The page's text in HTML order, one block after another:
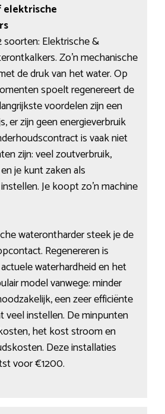
elektrische
Elektrische &
Zo’n mechanische
de druk van het water. Op
spoelt regenereert de
voordelen zijn een
er zijn geen energieverbruik
is vaak niet
zijn: veel zoutverbruik,
je kunt zaken als
Je koopt zo’n machine
waterontharder steek je de
Regenereren is
waterhardheid en het
model vanwege: minder
een zeer efficiënte
veel instellen. De minpunten
het kost stroom en
Deze installaties
voor €1200.